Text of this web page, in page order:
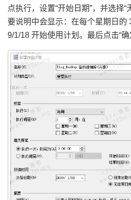
点执行，设置“开始日期”，并选择
要说明中会显示：在每个星期日的
9/1/18 开始使用计划。最后点击“确